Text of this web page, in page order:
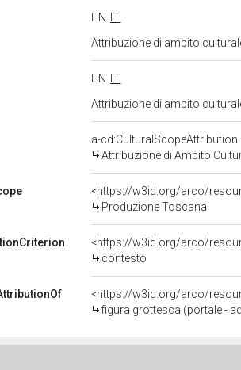
EN
IT
Attribuzione di ambito
EN
IT
Attribuzione di ambito
a-cd:CulturalScopeAttribution
Attribuzione di Ambito
<https://w3id.org/arco/
Produzione Toscana
<https://w3id.org/arco/
contesto
<https://w3id.org/arco/
figura grottesca (portale -